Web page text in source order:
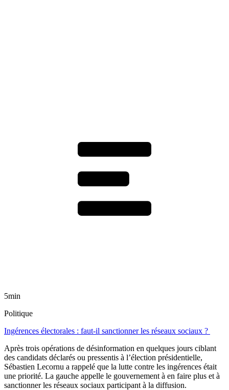
5min
Politique
Ingérences électorales : faut-il sanctionner les réseaux sociaux ?
Après trois opérations de désinformation en quelques jours ciblant
des candidats déclarés ou pressentis à l’élection présidentielle,
Sébastien Lecornu a rappelé que la lutte contre les ingérences était
une priorité. La gauche appelle le gouvernement à en faire plus et à
sanctionner les réseaux sociaux participant à la diffusion.